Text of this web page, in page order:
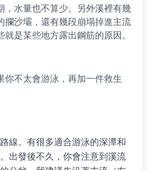
，水量也不算少。另外溪裡有幾
攔沙壩，還有幾段崩塌掉進主流
就是某些地方露出鋼筋的原因。
你不太會游泳，再加一件救生
線。有很多適合游泳的深潭和
出發後不久，你會注意到溪流